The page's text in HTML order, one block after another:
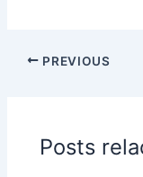
PREVIOUS
Posts